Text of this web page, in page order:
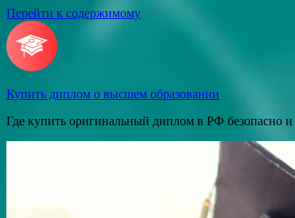
Перейти к содержимому
Купить диплом о высшем образовании
Где купить оригинальный диплом в РФ безопасно